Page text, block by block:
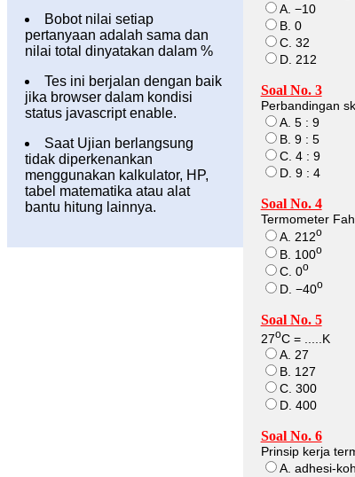
Bobot nilai setiap
pertanyaan adalah sama dan
nilai total dinyatakan dalam %
Tes ini berjalan dengan baik
jika browser dalam kondisi
status javascript enable.
Saat Ujian berlangsung
tidak diperkenankan
menggunakan kalkulator, HP,
tabel matematika atau alat
bantu hitung lainnya.
A. −10
B. 0
C. 32
D. 212
Soal No. 3
Perbandingan
A. 5 : 9
B. 9 : 5
C. 4 : 9
D. 9 : 4
Soal No. 4
Termometer
A. 212o
B. 100o
C. 0o
D. −40o
Soal No. 5
27oC = .....K
A. 27
B. 127
C. 300
D. 400
Soal No. 6
Prinsip kerja
A. adhesi-